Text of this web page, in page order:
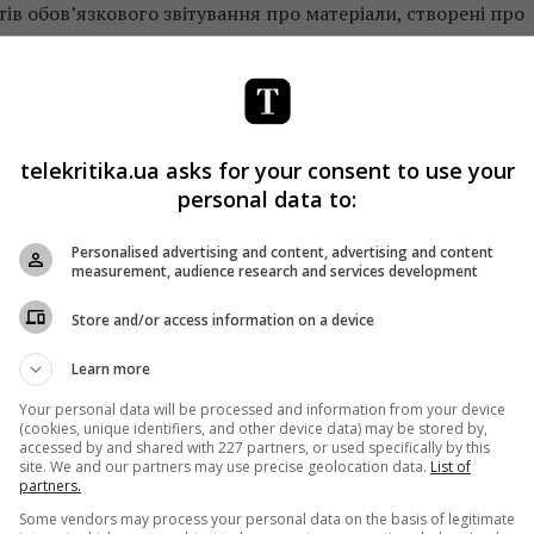
обов’язкового звітування про матеріали, створені про
полягає в тому, що акредитації було позбавлено цілі
ВР з питань свободи слова та в діях пресслужби
до дисциплінарної відповідальності працівників
оформили таке рішення щодо акредитації.
кримінальне провадження за статтею 171
такого рішення про акредитацію, оскільки воно є
журналістів.
telekritika.ua asks for your consent to use your
personal data to:
Personalised advertising and content, advertising and content
measurement, audience research and services development
Store and/or access information on a device
Learn more
Your personal data will be processed and information from your device
(cookies, unique identifiers, and other device data) may be stored by,
accessed by and shared with 227 partners, or used specifically by this
site. We and our partners may use precise geolocation data. List of
partners.
Some vendors may process your personal data on the basis of legitimate